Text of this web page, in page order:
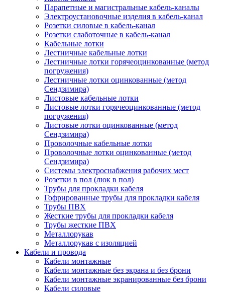
Парапетные и магистральные кабель-каналы
Электроустановочные изделия в кабель-канал
Розетки силовые в кабель-канал
Розетки слаботочные в кабель-канал
Кабельные лотки
Лестничные кабельные лотки
Лестничные лотки горячеоцинкованные (метод
погружения)
Лестничные лотки оцинкованные (метод
Сендзимира)
Листовые кабельные лотки
Листовые лотки горячеоцинкованные (метод
погружения)
Листовые лотки оцинкованные (метод
Сендзимира)
Проволочные кабельные лотки
Проволочные лотки оцинкованные (метод
Сендзимира)
Системы электроснабжения рабочих мест
Розетки в пол (люк в пол)
Трубы для прокладки кабеля
Гофрированные трубы для прокладки кабеля
Трубы ПВХ
Жесткие трубы для прокладки кабеля
Трубы жесткие ПВХ
Металлорукав
Металлорукав с изоляцией
Кабели и провода
Кабели монтажные
Кабели монтажные без экрана и без брони
Кабели монтажные экранированные без брони
Кабели силовые